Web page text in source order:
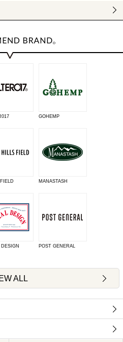
GOHEMP
MANASTASH
DESIGN POST GENERAL
ALL